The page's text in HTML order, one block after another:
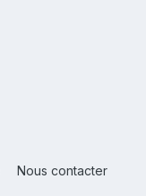
Nous contacter